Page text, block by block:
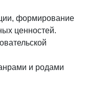
формирование
ценностей.
и родами